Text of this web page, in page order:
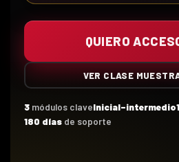
QUIERO
VER CLASE
3 módulos claveInicial–intermedio
180 días de soporte